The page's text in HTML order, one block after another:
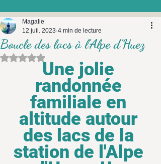
Boucle des lacs à l'Alpe d'Huez
Magalie
12 juil. 2023 4 min de lecture
Noté NaN étoiles sur 5.
Une jolie
randonnée
familiale en
altitude autour
des lacs de la
station de l'Alpe